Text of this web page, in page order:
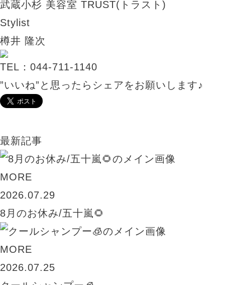
武蔵小杉 美容室 TRUST(トラスト)
Stylist
樽井 隆次
TEL：044-711-1140
”いいね”と思ったらシェアをお願いします♪
最新記事
MORE
2026.07.29
8月のお休み/五十嵐🌻
MORE
2026.07.25